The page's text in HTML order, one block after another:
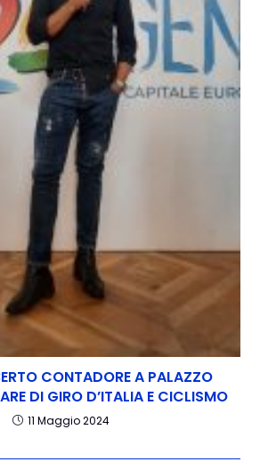
CONTADORE A PALAZZO
DI GIRO D’ITALIA E CICLISMO
11 Maggio 2024